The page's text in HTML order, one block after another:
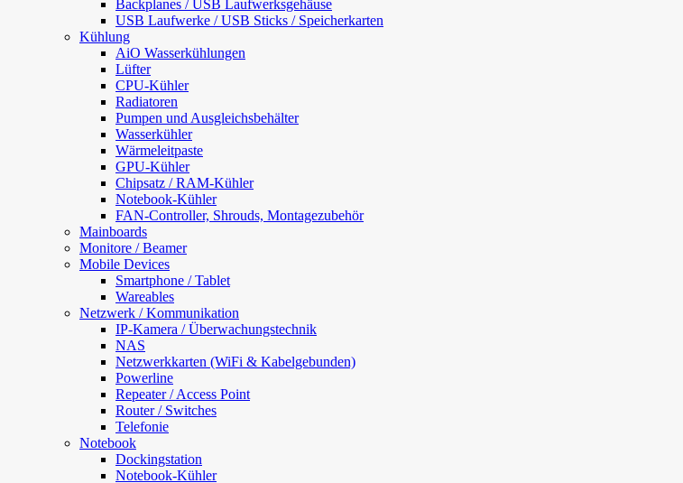
Backplanes / USB Laufwerksgehäuse
USB Laufwerke / USB Sticks / Speicherkarten
Kühlung
AiO Wasserkühlungen
Lüfter
CPU-Kühler
Radiatoren
Pumpen und Ausgleichsbehälter
Wasserkühler
Wärmeleitpaste
GPU-Kühler
Chipsatz / RAM-Kühler
Notebook-Kühler
FAN-Controller, Shrouds, Montagezubehör
Mainboards
Monitore / Beamer
Mobile Devices
Smartphone / Tablet
Wareables
Netzwerk / Kommunikation
IP-Kamera / Überwachungstechnik
NAS
Netzwerkkarten (WiFi & Kabelgebunden)
Powerline
Repeater / Access Point
Router / Switches
Telefonie
Notebook
Dockingstation
Notebook-Kühler